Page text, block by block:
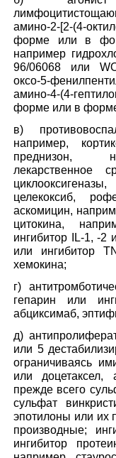
амино-2-[2-(4-
форме или в
например
96/06068 или
оксо-5-
амино-4-(4-
форме или в
в)
например,
преднизон,
лекарственное
целекоксиб,
аскомицин,
цитокина,
ингибитор IL-1, -2
или ингибитор
хемокина;
г)
гепарин или
абциксимаб,
д)
или 5
ограничиваясь
или доцетаксел,
прежде всего
сульфат
эпотилоны или их
производные;
ингибитор